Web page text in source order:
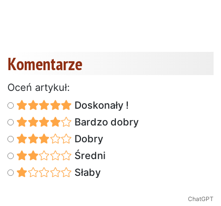
Komentarze
Oceń artykuł:
Doskonały !
Bardzo dobry
Dobry
Średni
Słaby
ChatGPT